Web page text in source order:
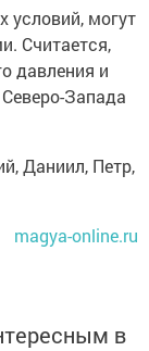
условий, могут
Считается,
давления и
Запада
Даниил, Петр,
magya-online.ru
в